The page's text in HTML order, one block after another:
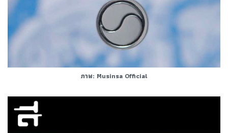
ภาพ: Musinsa Official